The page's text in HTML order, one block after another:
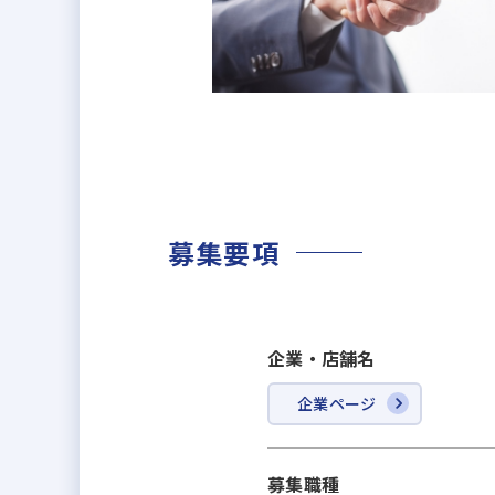
募集要項
企業・店舗名
企業ページ
募集職種